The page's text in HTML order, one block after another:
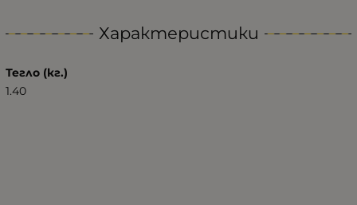
Характеристики
Тегло (кг.)
1.40